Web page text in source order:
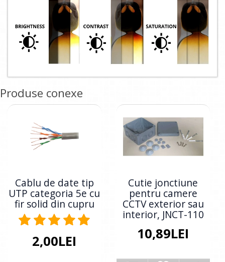
Produse conexe
Cablu de date tip
UTP categoria 5e cu
fir solid din cupru
2,00LEI
Cutie jonctiune
pentru camere
CCTV exterior sau
interior, JNCT-110
10,89LEI